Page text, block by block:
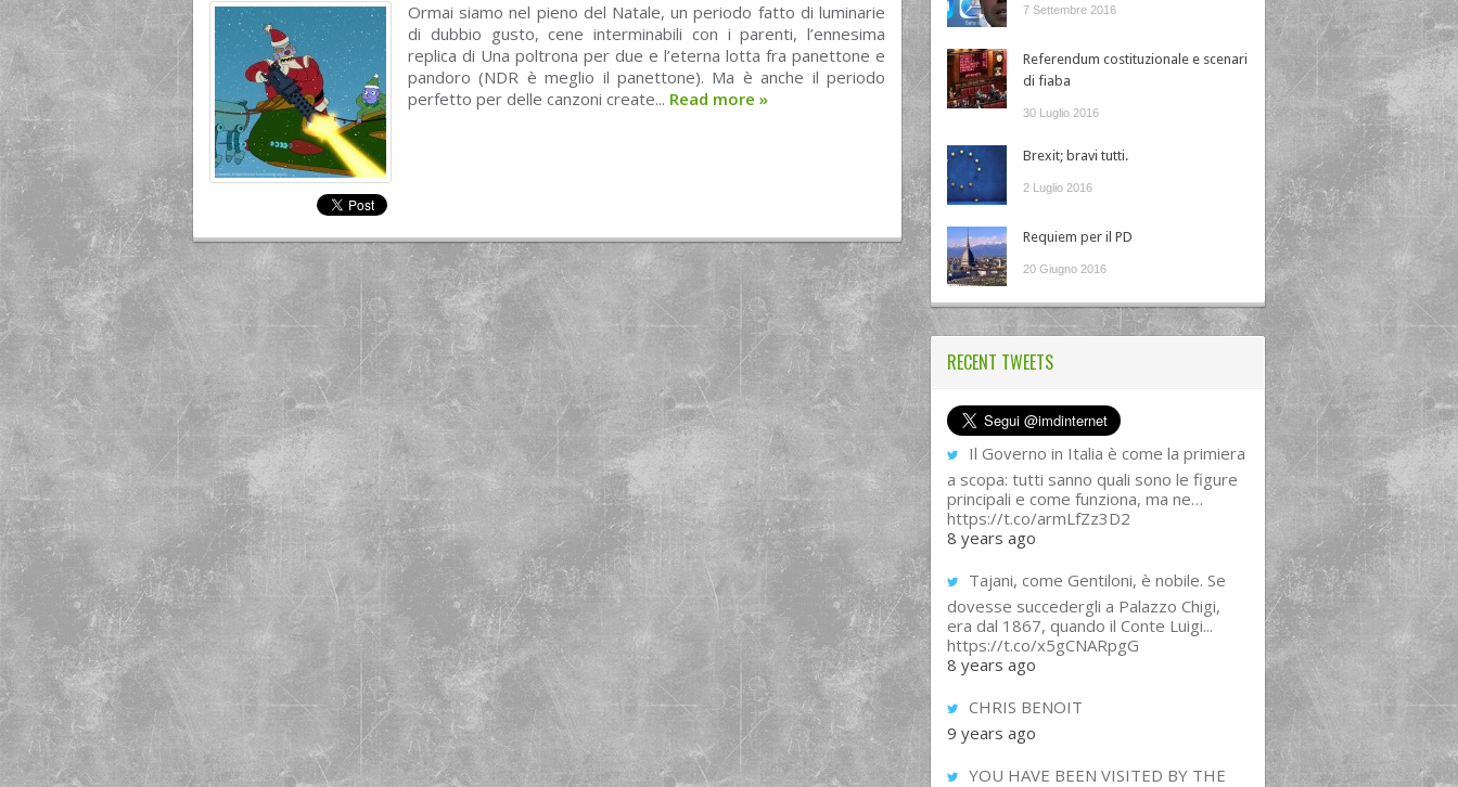
Ormai siamo nel pieno del Natale, un periodo fatto di luminarie
di dubbio gusto, cene interminabili con i parenti, l’ennesima
replica di Una poltrona per due e l’eterna lotta fra panettone e
pandoro (NDR è meglio il panettone). Ma è anche il periodo
perfetto per delle canzoni create... Read more »
7 Settembre 2016
Referendum costituzionale e scenari
di fiaba
30 Luglio 2016
Brexit; bravi tutti.
2 Luglio 2016
Requiem per il PD
20 Giugno 2016
RECENT TWEETS
Il Governo in Italia è come la primiera
a scopa: tutti sanno quali sono le figure
principali e come funziona, ma ne…
https://t.co/armLfZz3D2
8 years ago
Tajani, come Gentiloni, è nobile. Se
dovesse succedergli a Palazzo Chigi,
era dal 1867, quando il Conte Luigi...
https://t.co/x5gCNARpgG
8 years ago
CHRIS BENOIT
9 years ago
YOU HAVE BEEN VISITED BY THE